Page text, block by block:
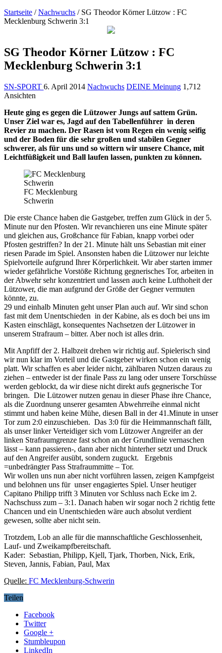
Startseite / Nachwuchs / SG Theodor Körner Lützow : FC
Mecklenburg Schwerin 3:1
SG Theodor Körner Lützow : FC
Mecklenburg Schwerin 3:1
SN-SPORT 6. April 2014 Nachwuchs DEINE Meinung 1,712
Ansichten
Heute ging es gegen die Lützower Jungs auf sattem Grün.
Unser Ziel war es, Jagd auf den Tabellenführer in deren
Revier zu machen. Der Rasen ist vom Regen ein wenig seifig
und der Boden für die sehr großen und stabilen Gegner
schwerer, als für uns und so wittern wir unsere Chance, mit
Leichtfüßigkeit und Ball laufen lassen, punkten zu können.
FC Mecklenburg
Schwerin
Die erste Chance haben die Gastgeber, treffen zum Glück in der 5.
Minute nur den Pfosten. Wir revanchieren uns eine Minute später
und gleichen aus, Großchance für Fabian, knapp vorbei oder
Pfosten gestriffen? In der 21. Minute hält uns Sebastian mit einer
riesen Parade im Spiel. Ansonsten haben die Lützower nur leichte
Spielvorteile aufgrund Ihrer Körperlichkeit. Wir aber starten immer
wieder gefährliche Vorstöße Richtung gegnerisches Tor, arbeiten in
der Abwehr sehr konzentriert und lassen auch keine Lufthoheit der
Lützower, die man aufgrund der Größe der Gegner vermuten
könnte, zu.
29 und einhalb Minuten geht unser Plan auch auf. Wir sind schon
fast mit dem Unentschieden in der Kabine, als es doch bei uns im
Kasten einschlägt, konsequentes Nachsetzen der Lützower in
unserem Strafraum – bitter. Aber noch ist alles drin.
Mit Anpfiff der 2. Halbzeit drehen wir richtig auf. Spielerisch sind
wir nun klar im Vorteil und die Gastgeber wirken schon ein wenig
platt. Wir schaffen es aber leider nicht, zählbaren Nutzen daraus zu
ziehen – entweder ist der finale Pass zu lang oder unsere Torschüsse
werden geblockt, da wir diese nicht direkt aufs gegnerische Tor
bringen. Die Lützower nutzen genau in dieser Phase ihre Chance,
als die Zuordnung unserer gesamten Abwehrreihe einmal nicht
stimmt und haben keine Mühe, diesen Ball in der 41.Minute in unser
Tor zum 2:0 einzuschieben. Das 3:0 für die Heimmannschaft fällt,
als unser linker Verteidiger sich vom Lützower Angreifer an der
linken Strafraumgrenze fast schon an der Grundlinie vernaschen
lässt – kann passieren-, dann aber nicht hinterher setzt und Druck
auf den Angreifer ausübt, sondern zuguckt. Ergebnis
=unbedrängter Pass Strafraummitte – Tor.
Wir wollen uns nun aber nicht vorführen lassen, zeigen Kampfgeist
und belohnen uns für unser engagiertes Spiel. Unser heutiger
Capitano Philipp trifft 3 Minuten vor Schluss nach Ecke im 2.
Nachschuss zum – 3:1. Danach haben wir sogar noch 2 richtig fette
Chancen und ein Unentschieden wäre auch absolut verdient
gewesen, sollte aber nicht sein.
Trotzdem, Lob an alle für die mannschaftliche Geschlossenheit,
Lauf- und Zweikampfbereitschaft.
Kader: Sebastian, Philipp, Kjell, Tjark, Thorben, Nick, Erik,
Steven, Jannis, Fabian, Paul, Max
Quelle: FC Mecklenburg-Schwerin
Teilen
Facebook
Twitter
Google +
Stumbleupon
LinkedIn